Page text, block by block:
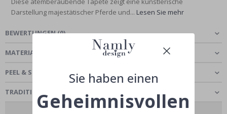
Darstellung majestätischer Pferde und... Lesen Sie mehr
BEWERTUNGEN(0)
MATERIAL WÄHLEN
PEEL & STICK - SELBSTKLEBENDE TAPETE
TRADITIONAL CLASSIC - TAPETE
Sie haben einen
Geheimnisvollen